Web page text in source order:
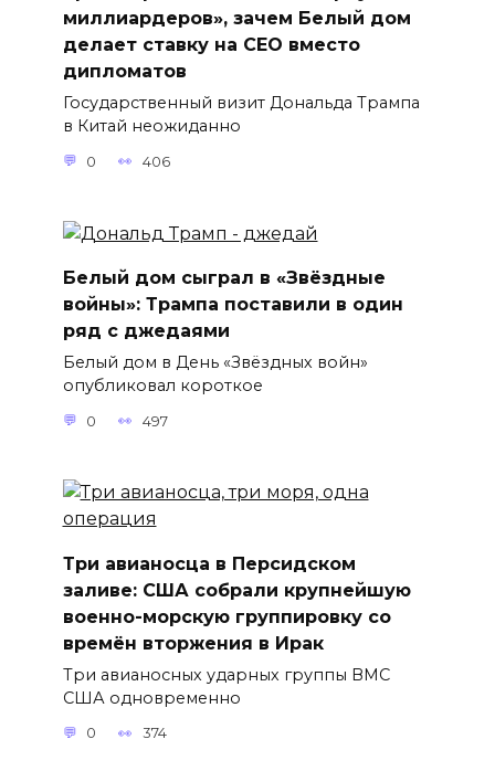
миллиардеров», зачем Белый дом
делает ставку на CEO вместо
дипломатов
Государственный визит Дональда Трампа
в Китай неожиданно
0 406
Белый дом сыграл в «Звёздные
войны»: Трампа поставили в один
ряд с джедаями
Белый дом в День «Звёздных войн»
опубликовал короткое
0 497
Три авианосца в Персидском
заливе: США собрали крупнейшую
военно-морскую группировку со
времён вторжения в Ирак
Три авианосных ударных группы ВМС
США одновременно
0 374